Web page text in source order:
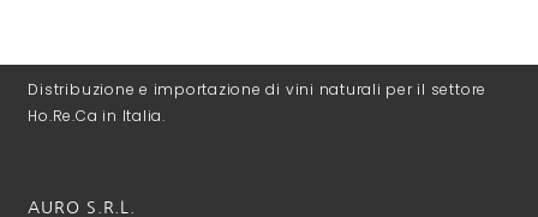
Distribuzione e importazione di vini naturali per il settore
Ho.Re.Ca in Italia.
AURO S.R.L.